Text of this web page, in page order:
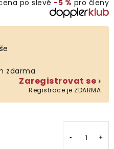
po slevě −5 % pro členy
zdarma
Zaregistrovat se ›
Registrace je ZDARMA